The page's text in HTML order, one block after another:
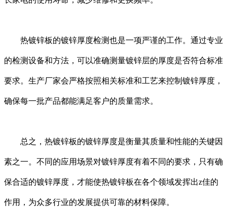
热镀锌板的镀锌厚度检测也是一项严谨的工作。通过专业
的检测设备和方法，可以准确测量镀锌层的厚度是否符合标准
要求。生产厂家会严格按照相关标准和工艺来控制镀锌厚度，
确保每一批产品都能满足客户的质量需求。
总之，热镀锌板的镀锌厚度是衡量其质量和性能的关键因
素之一。不同的应用场景对镀锌厚度有着不同的要求，只有确
保合适的镀锌厚度，才能使热镀锌板在各个领域发挥出z佳的
作用，为众多行业的发展提供可靠的材料保障。